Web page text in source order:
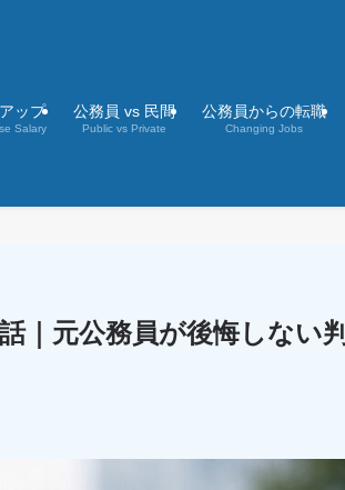
ップ
Salary
公務員 vs 民間
Public vs Private
公務員からの転職
Changing Jobs
｜元公務員が後悔しない判